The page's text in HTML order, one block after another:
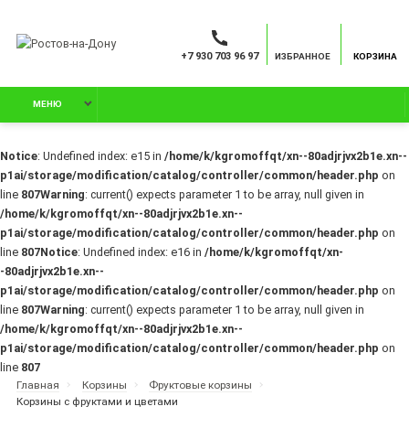
Notice: Undefined index: e15 in /home/k/kgromoffqt/xn--80adjrjvx2b1e.xn--
p1ai/storage/modification/catalog/controller/common/header.php on
line 807Warning: current() expects parameter 1 to be array, null given in
/home/k/kgromoffqt/xn--80adjrjvx2b1e.xn--
p1ai/storage/modification/catalog/controller/common/header.php on
line 807Notice: Undefined index: e16 in /home/k/kgromoffqt/xn-
-80adjrjvx2b1e.xn--
p1ai/storage/modification/catalog/controller/common/header.php on
line 807Warning: current() expects parameter 1 to be array, null given in
/home/k/kgromoffqt/xn--80adjrjvx2b1e.xn--
p1ai/storage/modification/catalog/controller/common/header.php on
line 807
+7 930 703 96 97 ИЗБРАННОЕ КОРЗИНА
МЕНЮ
Главная Корзины
Фруктовые корзины
Корзины с фруктами и цветами